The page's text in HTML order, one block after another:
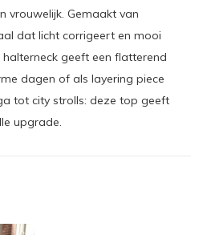
vrouwelijk. Gemaakt van
dat licht corrigeert en mooi
geeft een flatterend
dagen of als layering piece
tot city strolls: deze top geeft
upgrade.